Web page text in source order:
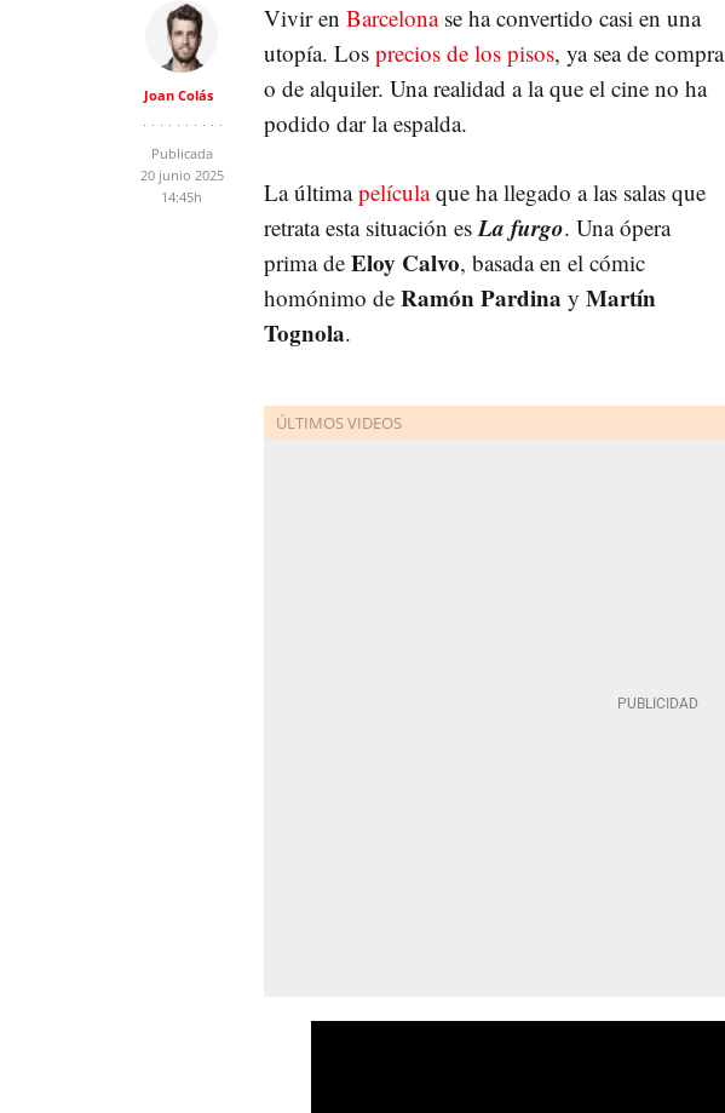
Joan Colás
Publicada
20 junio 2025
14:45h
Vivir en Barcelonase ha convertido casi en una
utopía. Los precios de los pisos, ya sea de compra
o de alquiler. Una realidad a la que el cine no ha
podido dar la espalda.
La últimapelículaque ha llegado a las salas que
retrata esta situación es La furgo. Una ópera
prima de Eloy Calvo, basada en el cómic
homónimo de Ramón Pardina y Martín
Tognola.